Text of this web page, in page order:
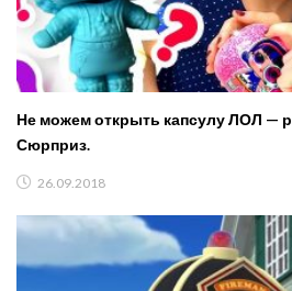
Не можем открыть капсулу ЛОЛ —
Сюрприз.
26.09.2018